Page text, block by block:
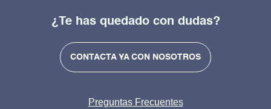
¿Te has quedado con dudas?
CONTACTA YA CON NOSOTROS
Preguntas Frecuentes